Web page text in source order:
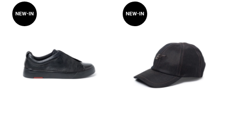
NEW-IN NEW-IN